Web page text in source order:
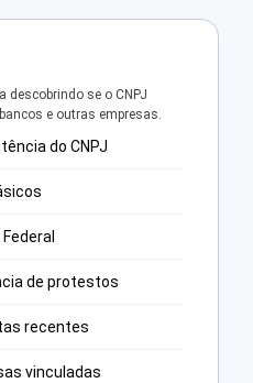
descobrindo se o CNPJ
e outras empresas.
do CNPJ
de protestos
recentes
vinculadas